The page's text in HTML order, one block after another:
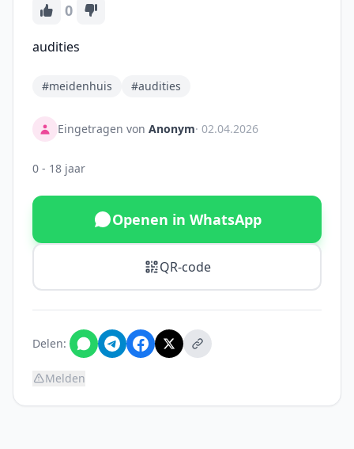
0
audities
#meidenhuis #audities
Eingetragen von Anonym· 02.04.2026
0 - 18 jaar
Openen in WhatsApp
QR-code
Delen:
Melden